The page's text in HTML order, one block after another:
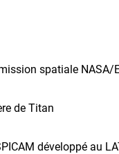
spatiale NASA/
de Titan
développé au